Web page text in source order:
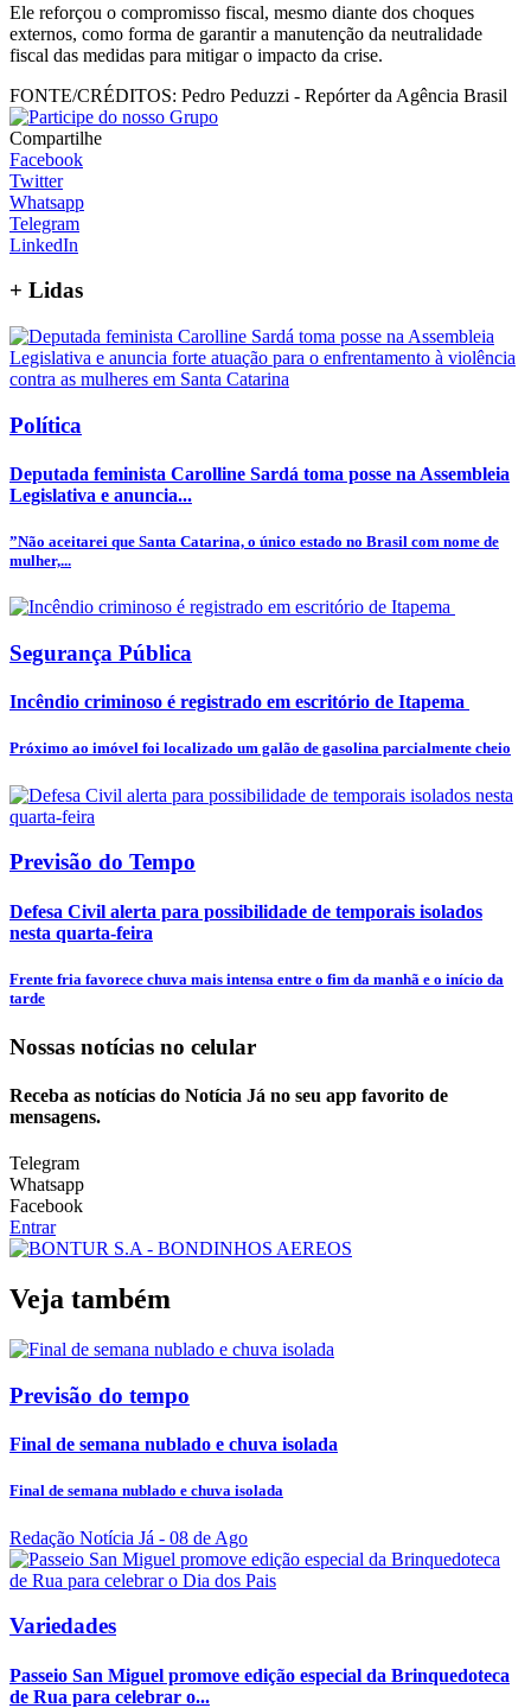
Ele reforçou o compromisso fiscal, mesmo diante dos choques
externos, como forma de garantir a manutenção da neutralidade
fiscal das medidas para mitigar o impacto da crise.
FONTE/CRÉDITOS: Pedro Peduzzi - Repórter da Agência Brasil
Compartilhe
Facebook
Twitter
Whatsapp
Telegram
LinkedIn
+ Lidas
Política
Deputada feminista Carolline Sardá toma posse na Assembleia
Legislativa e anuncia...
”Não aceitarei que Santa Catarina, o único estado no Brasil com nome de
mulher,...
Segurança Pública
Incêndio criminoso é registrado em escritório de Itapema
Próximo ao imóvel foi localizado um galão de gasolina parcialmente cheio
Previsão do Tempo
Defesa Civil alerta para possibilidade de temporais isolados
nesta quarta-feira
Frente fria favorece chuva mais intensa entre o fim da manhã e o início da
tarde
Nossas notícias no celular
Receba as notícias do Notícia Já no seu app favorito de
mensagens.
Telegram
Whatsapp
Facebook
Entrar
Veja também
Previsão do tempo
Final de semana nublado e chuva isolada
Final de semana nublado e chuva isolada
Redação Notícia Já - 08 de Ago
Variedades
Passeio San Miguel promove edição especial da Brinquedoteca
de Rua para celebrar o...